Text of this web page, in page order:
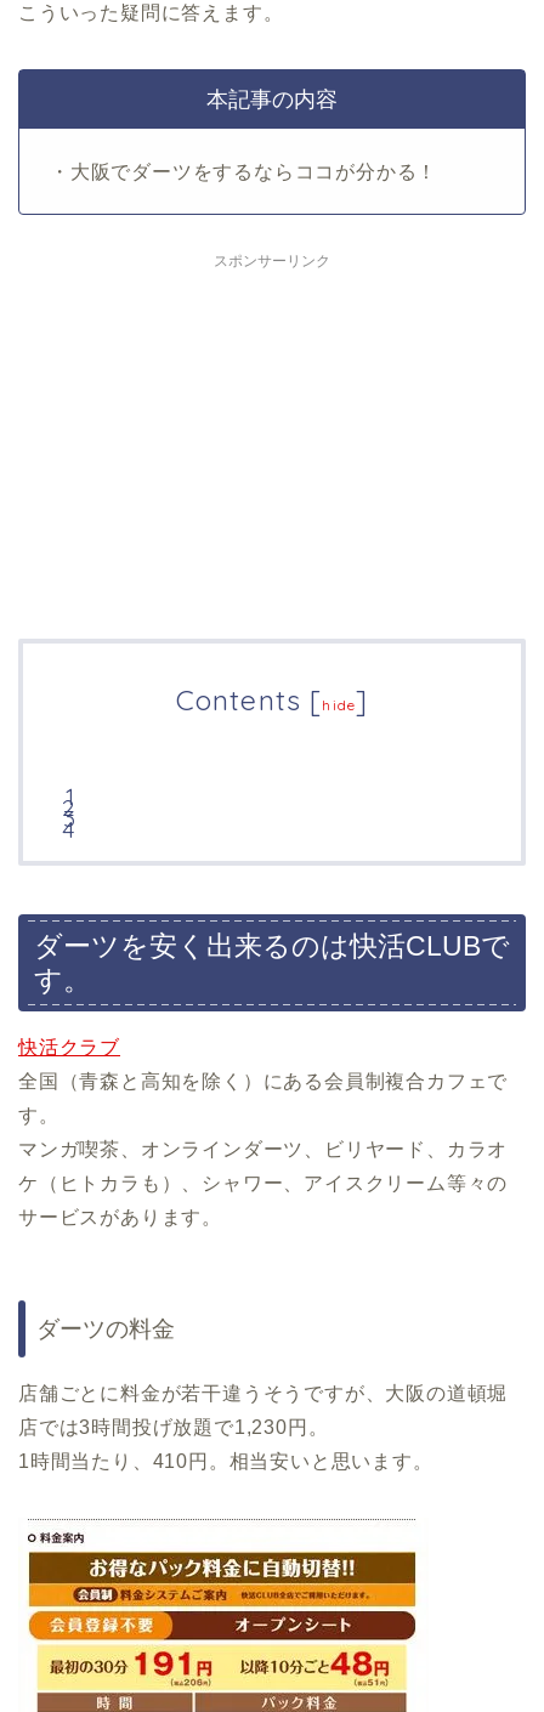
こういった疑問に答えます。
本記事の内容
・大阪でダーツをするならココが分かる！
スポンサーリンク
Contents [hide]
ダーツを安く出来るのは快活CLUBで
す。
快活クラブ
全国（青森と高知を除く）にある会員制複合カフェで
す。
マンガ喫茶、オンラインダーツ、ビリヤード、カラオ
ケ（ヒトカラも）、シャワー、アイスクリーム等々の
サービスがあります。
ダーツの料金
店舗ごとに料金が若干違うそうですが、大阪の道頓堀
店では3時間投げ放題で1,230円。
1時間当たり、410円。相当安いと思います。